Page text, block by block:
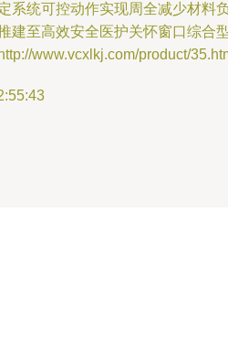
系统可控动作实现周全减少材料
建至高效安全医护关怀窗口综合
www.vcxlkj.com/product/